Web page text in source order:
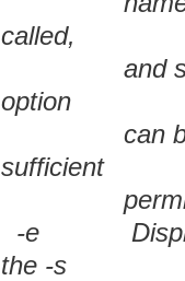
called,
and so
option
can be
sufficient
-e Displays
the -s